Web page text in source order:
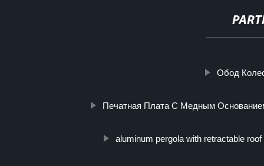
Обод
Печатная Плата С Медным
aluminum pergola with retractable roof